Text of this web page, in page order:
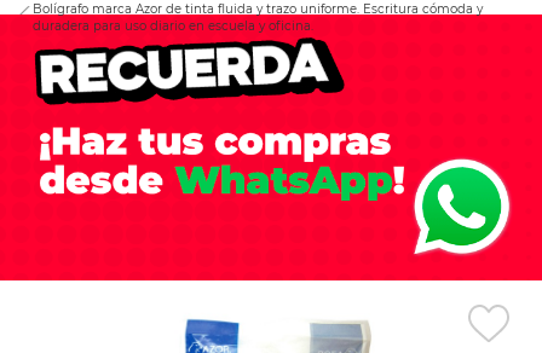
Bolígrafo marca Azor de tinta fluida y trazo uniforme. Escritura cómoda y
duradera para uso diario en escuela y oficina.